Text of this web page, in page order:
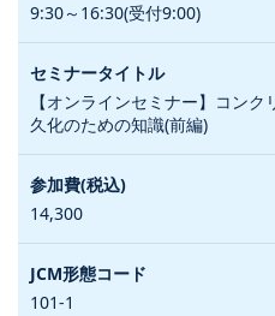
9:30～16:30(受付9:00)
【オンラインセミナー】コン
久化のための知識(前編)
14,300
101-1